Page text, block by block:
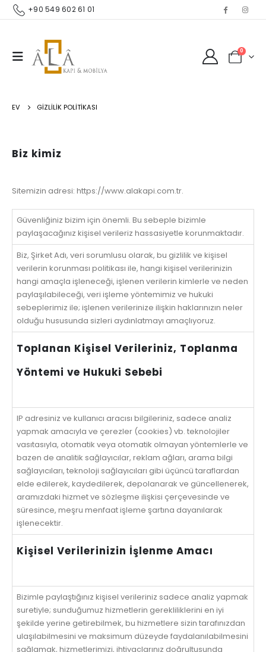
+90 549 602 61 01
0
EV GIZLILIK POLITIKASI
Biz kimiz
Sitemizin adresi: https://www.alakapi.com.tr.
Güvenliğiniz bizim için önemli. Bu sebeple bizimle
paylaşacağınız kişisel verileriz hassasiyetle korunmaktadır.
Biz, Şirket Adı, veri sorumlusu olarak, bu gizlilik ve kişisel
verilerin korunması politikası ile, hangi kişisel verilerinizin
hangi amaçla işleneceği, işlenen verilerin kimlerle ve neden
paylaşılabileceği, veri işleme yöntemimiz ve hukuki
sebeplerimiz ile; işlenen verilerinize ilişkin haklarınızın neler
olduğu hususunda sizleri aydınlatmayı amaçlıyoruz.
Toplanan Kişisel Verileriniz, Toplanma
Yöntemi ve Hukuki Sebebi
IP adresiniz ve kullanıcı aracısı bilgileriniz, sadece analiz
yapmak amacıyla ve çerezler (cookies) vb. teknolojiler
vasıtasıyla, otomatik veya otomatik olmayan yöntemlerle ve
bazen de analitik sağlayıcılar, reklam ağları, arama bilgi
sağlayıcıları, teknoloji sağlayıcıları gibi üçüncü taraflardan
elde edilerek, kaydedilerek, depolanarak ve güncellenerek,
aramızdaki hizmet ve sözleşme ilişkisi çerçevesinde ve
süresince, meşru menfaat işleme şartına dayanılarak
işlenecektir.
Kişisel Verilerinizin İşlenme Amacı
Bizimle paylaştığınız kişisel verileriniz sadece analiz yapmak
suretiyle; sunduğumuz hizmetlerin gerekliliklerini en iyi
şekilde yerine getirebilmek, bu hizmetlere sizin tarafınızdan
ulaşılabilmesini ve maksimum düzeyde faydalanılabilmesini
sağlamak, hizmetlerimizi, ihtiyaçlarınız doğrultusunda